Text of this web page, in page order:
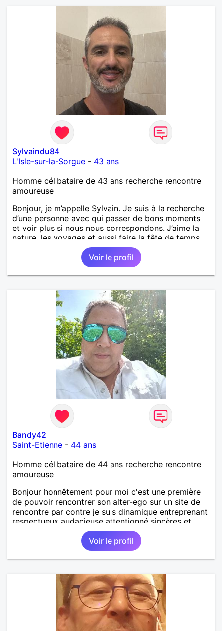
Sylvaindu84
L'Isle-sur-la-Sorgue - 43 ans
Homme célibataire de 43 ans recherche rencontre
amoureuse
Bonjour, je m’appelle Sylvain. Je suis à la recherche
d’une personne avec qui passer de bons moments
et voir plus si nous nous correspondons. J’aime la
nature, les voyages et aussi faire la fête de temps
en temps ;-)Je suis papa d’un petit garçon de 7 ans
dont je m’occupe en garde alternée. J’aime à peu
près tous les styles de musique. (Oui je suis pas
trop fan de Jul). Je fais du sport pour garder la
pense en tout cas 😂)
Voir le profil
Bandy42
Saint-Etienne - 44 ans
Homme célibataire de 44 ans recherche rencontre
amoureuse
Bonjour honnêtement pour moi c'est une première
de pouvoir rencontrer son alter-ego sur un site de
rencontre par contre je suis dinamique entreprenant
respectueux audacieuse attentionné sincères et
expressif et j' aime surtout les câlins et à les
partager avec humour et amour bisous à+ à bientôt
Voir le profil